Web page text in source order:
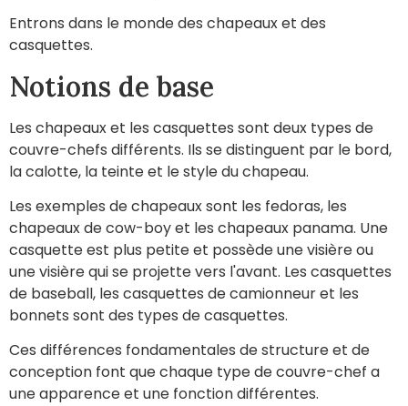
Entrons dans le monde des chapeaux et des
casquettes.
Notions de base
Les chapeaux et les casquettes sont deux types de
couvre-chefs différents. Ils se distinguent par le bord,
la calotte, la teinte et le style du chapeau.
Les exemples de chapeaux sont les fedoras, les
chapeaux de cow-boy et les chapeaux panama. Une
casquette est plus petite et possède une visière ou
une visière qui se projette vers l'avant. Les casquettes
de baseball, les casquettes de camionneur et les
bonnets sont des types de casquettes.
Ces différences fondamentales de structure et de
conception font que chaque type de couvre-chef a
une apparence et une fonction différentes.